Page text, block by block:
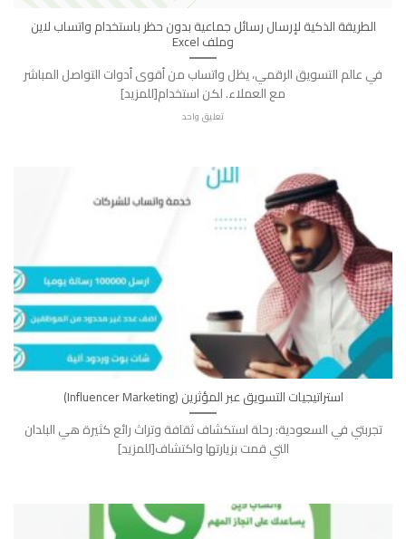
الطريقة الذكية لإرسال رسائل جماعية بدون حظر باستخدام واتساب لاين
وملف Excel
في عالم التسويق الرقمي، يظل واتساب من أقوى أدوات التواصل المباشر
مع العملاء. لكن استخدام[للمزيد]
تعليق واحد
استراتيجيات التسويق عبر المؤثرين (Influencer Marketing)
تجربتي في السعودية: رحلة استكشاف ثقافة وتراث رائع كثيرة هي البلدان
التي قمت بزيارتها واكتشاف[للمزيد]